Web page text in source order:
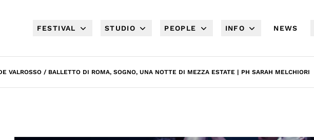
FESTIVAL STUDIO PEOPLE INFO NEWS
VALROSSO / BALLETTO DI ROMA, SOGNO, UNA NOTTE DI MEZZA ESTATE | PH SARAH MELCHIORI